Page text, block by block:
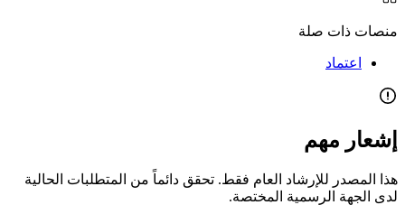
منصات ذات صلة
اعتماد
إشعار مهم
هذا المصدر للإرشاد العام فقط. تحقق دائماً من المتطلبات الحالية
لدى الجهة الرسمية المختصة.